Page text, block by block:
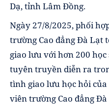
Dạ, tỉnh Lâm Đồng.
Ngày 27/8/2025, phối
trường Cao đẳng Đà Lạt
giao lưu với hơn 200
tuyên truyền diễn ra
tình giao lưu học hỏi
viên trường Cao đẳng